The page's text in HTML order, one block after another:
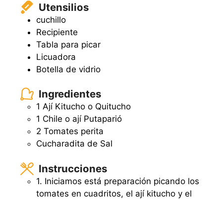
Utensilios
cuchillo
Recipiente
Tabla para picar
Licuadora
Botella de vidrio
Ingredientes
1 Ají Kitucho o Quitucho
1 Chile o ají Putaparió
2 Tomates perita
Cucharadita de Sal
Instrucciones
1. Iniciamos está preparación picando los
tomates en cuadritos, el ají kitucho y el